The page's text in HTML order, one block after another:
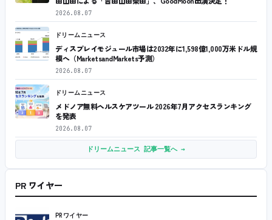
2026.08.07
ドリームニュース
ディスプレイモジュール市場は2032年に1,598億1,000万米ドル規
模へ（MarketsandMarkets予測）
2026.08.07
ドリームニュース
メドノア無料ヘルスケアツール 2026年7月アクセスランキング
を発表
2026.08.07
ドリームニュース 記事一覧へ →
PR ワイヤー
PRワイヤー